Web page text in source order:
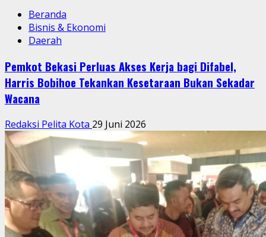
Beranda
Bisnis & Ekonomi
Daerah
Pemkot Bekasi Perluas Akses Kerja bagi Difabel,
Harris Bobihoe Tekankan Kesetaraan Bukan Sekadar
Wacana
Redaksi Pelita Kota 29 Juni 2026